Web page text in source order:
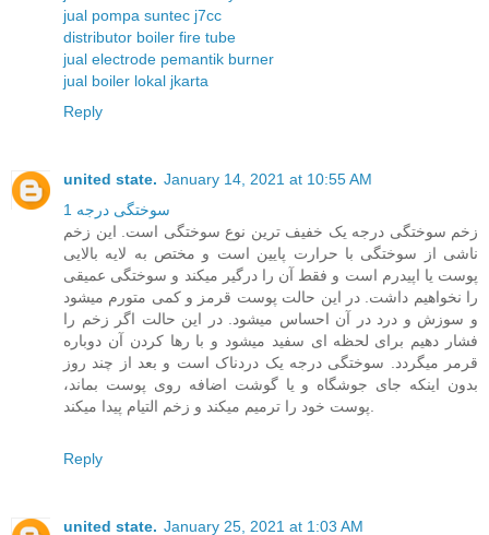
jual pompa suntec j7cc
distributor boiler fire tube
jual electrode pemantik burner
jual boiler lokal jkarta
Reply
united state. January 14, 2021 at 10:55 AM
سوختگی درجه 1
زخم سوختگی درجه یک خفیف ترین نوع سوختگی است. این زخم
ناشی از سوختگی با حرارت پایین است و مختص به لایه بالایی
پوست یا اپیدرم است و فقط آن را درگیر میکند و سوختگی عمیقی
را نخواهیم داشت. در این حالت پوست قرمز و کمی متورم میشود
و سوزش و درد در آن احساس میشود. در این حالت اگر زخم را
فشار دهیم برای لحظه ای سفید میشود و با رها کردن آن دوباره
قرمر میگردد. سوختگی درجه یک دردناک است و بعد از چند روز
بدون اینکه جای جوشگاه و یا گوشت اضافه روی پوست بماند،
Reply
united state. January 25, 2021 at 1:03 AM